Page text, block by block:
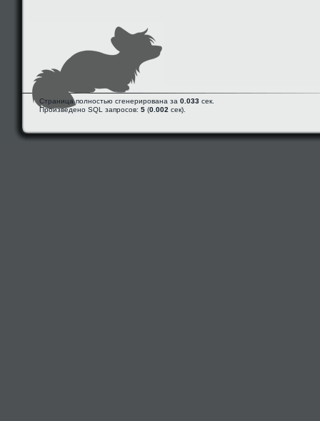
Страница полностью сгенерирована за 0.033 сек.
Произведено SQL запросов: 5 (0.002 сек).